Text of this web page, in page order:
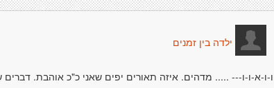
ילדה בין זמנים
ו-ו-א-ו-ו--- ..... מדהים. איזה תאורים יפים שאני כ"כ אוהבת.